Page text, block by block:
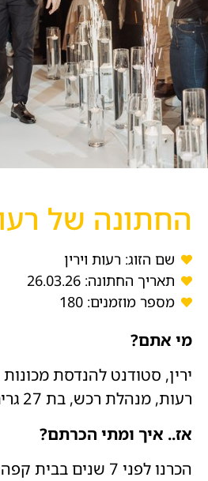
החתונה של
שם הזוג: רעות וירין
תאריך החתונה: 26.03.26
מספר מוזמנים: 180
מי אתם?
ירין, סטודנט להנדסת מכונות בן
רעות, מנהלת רכש, בת 27
אז.. איך ומתי הכרתם?
הכרנו לפני 7 שנים בבית קפה שבו עבדתי, בערך 5 חודשים לפני השחרור שלי מצה"ל.